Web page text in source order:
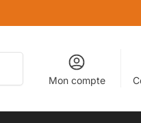
Mon compte